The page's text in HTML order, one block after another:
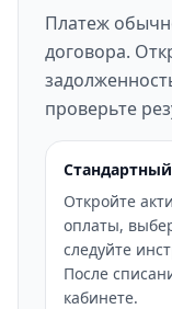
Платеж
договора.
проверьте
Откройте
оплаты,
следуйте
После
кабинете.